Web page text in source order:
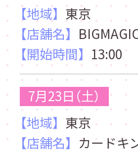
【地域】 東京
【店舗名】
【開始時間】 13:00
7月23日（土）
【地域】 東京
【店舗名】 カードキ